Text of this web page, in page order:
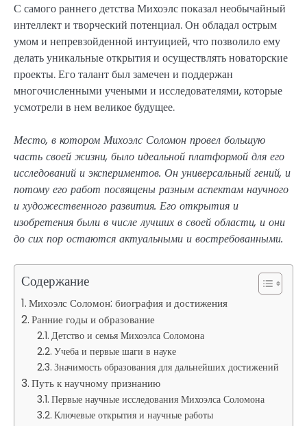
С самого раннего детства Михоэлс показал необычайный
интеллект и творческий потенциал. Он обладал острым
умом и непревзойденной интуицией, что позволило ему
делать уникальные открытия и осуществлять новаторские
проекты. Его талант был замечен и поддержан
многочисленными учеными и исследователями, которые
усмотрели в нем великое будущее.
Место, в котором Михоэлс Соломон провел большую
часть своей жизни, было идеальной платформой для его
исследований и экспериментов. Он универсальный гений, и
потому его работ посвящены разным аспектам научного
и художественного развития. Его открытия и
изобретения были в числе лучших в своей области, и они
до сих пор остаются актуальными и востребованными.
Содержание
Михоэлс Соломон: биография и достижения
Ранние годы и образование
Детство и семья Михоэлса Соломона
Учеба и первые шаги в науке
Значимость образования для дальнейших достижений
Путь к научному признанию
Первые научные исследования Михоэлса Соломона
Ключевые открытия и научные работы